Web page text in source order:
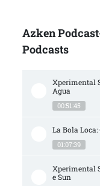
Azken
Podcasts
Xperimental
Agua
00:51:45
La Bola
01:07:39
Xperimental
e Sun